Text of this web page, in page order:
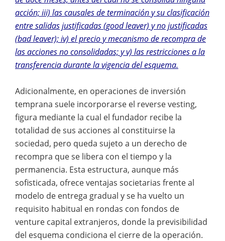
acción; iii) las causales de terminación y su clasificación
entre salidas justificadas (good leaver) y no justificadas
(bad leaver); iv) el precio y mecanismo de recompra de
las acciones no consolidadas; y v) las restricciones a la
transferencia durante la vigencia del esquema.
Adicionalmente, en operaciones de inversión
temprana suele incorporarse el reverse vesting,
figura mediante la cual el fundador recibe la
totalidad de sus acciones al constituirse la
sociedad, pero queda sujeto a un derecho de
recompra que se libera con el tiempo y la
permanencia. Esta estructura, aunque más
sofisticada, ofrece ventajas societarias frente al
modelo de entrega gradual y se ha vuelto un
requisito habitual en rondas con fondos de
venture capital extranjeros, donde la previsibilidad
del esquema condiciona el cierre de la operación.